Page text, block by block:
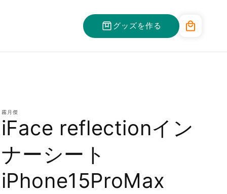
グッズを作る
ー
霧月傑
iFace reflectionイン
ナーシート
iPhone15ProMax